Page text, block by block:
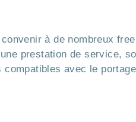
à de nombreux
prestation de service,
avec le